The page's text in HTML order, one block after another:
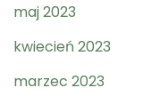
maj 2023
kwiecień 2023
marzec 2023